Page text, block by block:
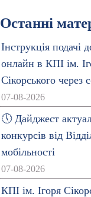
Останні
Інструкція подачі
онлайн в КПІ ім.
Сікорського через
07-08-2026
🕔 Дайджест
конкурсів від
мобільності
07-08-2026
КПІ ім. Ігоря